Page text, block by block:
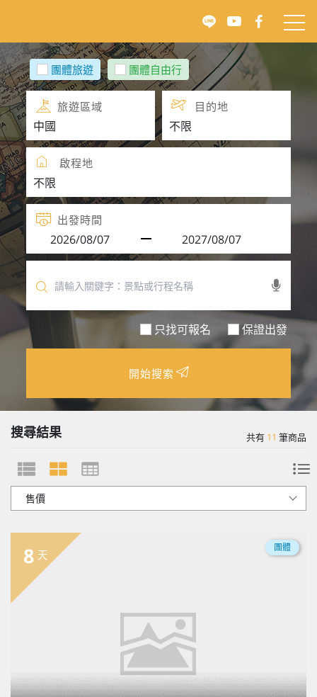
團體旅遊 團體自由行
旅遊區域 目的地
啟程地
出發時間
只找可報名 保證出發
開始搜索
搜尋結果 共有 11 筆商品
8 天
團體